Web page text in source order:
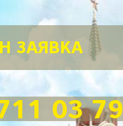
ЗАЯВКА
03 79